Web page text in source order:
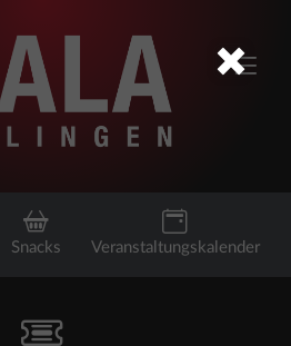
Snacks Veranstaltungskalender